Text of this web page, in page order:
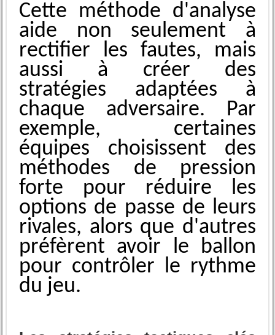
Cette méthode d'analyse
aide non seulement à
rectifier les fautes, mais
aussi à créer des
stratégies adaptées à
chaque͏ adversair͏e. ͏Par
exemple, certaines
équipes choisissent des
méthodes de press͏ion
forte ͏p͏our rédui͏re les
options de passe de leurs
rivales, alors que d'autres
préfèrent avoir le b͏allon
pour contrôler le ryth͏m͏e
du jeu.